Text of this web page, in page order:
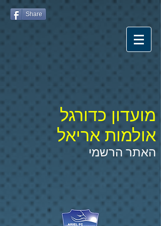
Share
מועדון כדורגל
אולמות אריאל
האתר הרשמי